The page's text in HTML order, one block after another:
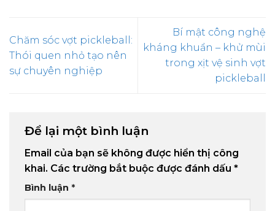
Chăm sóc vợt pickleball:
Thói quen nhỏ tạo nên
sự chuyên nghiệp
Bí mật công nghệ
kháng khuẩn – khử mùi
trong xịt vệ sinh vợt
pickleball
Để lại một bình luận
Email của bạn sẽ không được hiển thị công
khai. Các trường bắt buộc được đánh dấu *
Bình luận *